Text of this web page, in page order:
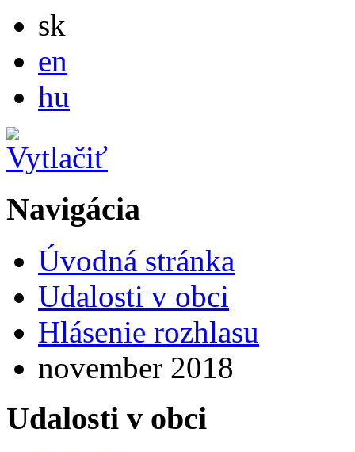
sk
en
hu
Navigácia
Úvodná stránka
Udalosti v obci
Hlásenie rozhlasu
november 2018
Udalosti v obci